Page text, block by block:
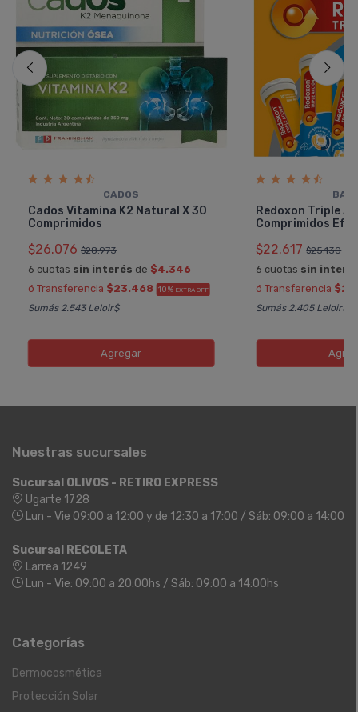
CADOS
Cados Vitamina K2 Natural X 30
Comprimidos
$26.076 $28.973
6 cuotas sin interés de $4.346
ó Transferencia $23.468 10% EXTRA OFF
Sumás 2.543 Leloir$
Agregar
Redoxon Triple
Comprimidos
$22.617 $25.130
6 cuotas sin
ó Transferencia
Sumás 2.405 Leloir$
Nuestras sucursales
Sucursal OLIVOS - RETIRO EXPRESS
Ugarte 1728
Lun - Vie 09:00 a 12:00 y de 12:30 a 17:00 / Sáb: 09:00 a 14:00
Sucursal RECOLETA
Larrea 1249
Lun - Vie: 09:00 a 20:00hs / Sáb: 09:00 a 14:00hs
Categorías
Dermocosmética
Protección Solar